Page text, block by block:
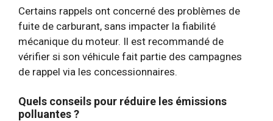
Certains rappels ont concerné des problèmes de
fuite de carburant, sans impacter la fiabilité
mécanique du moteur. Il est recommandé de
vérifier si son véhicule fait partie des campagnes
de rappel via les concessionnaires.
Quels conseils pour réduire les émissions
polluantes ?